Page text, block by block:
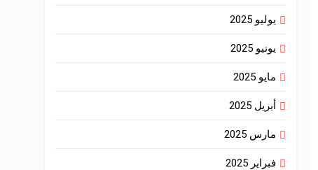
يوليو 2025
يونيو 2025
مايو 2025
أبريل 2025
مارس 2025
فبراير 2025